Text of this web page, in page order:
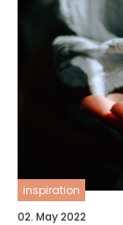
inspiration
02. May 2022